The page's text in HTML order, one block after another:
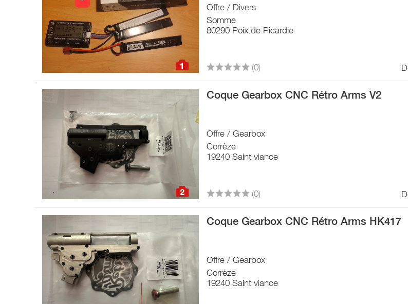
1
Offre / Divers
Somme
80290 Poix de Picardie
(0)
2
Coque Gearbox CNC Rétro Arms V2
Offre / Gearbox
Corrèze
19240 Saint viance
(0)
Coque Gearbox CNC Rétro Arms HK417
Offre / Gearbox
Corrèze
19240 Saint viance